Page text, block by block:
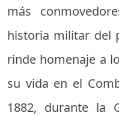
más
historia militar del
rinde homenaje a
su vida en el
1882, durante la